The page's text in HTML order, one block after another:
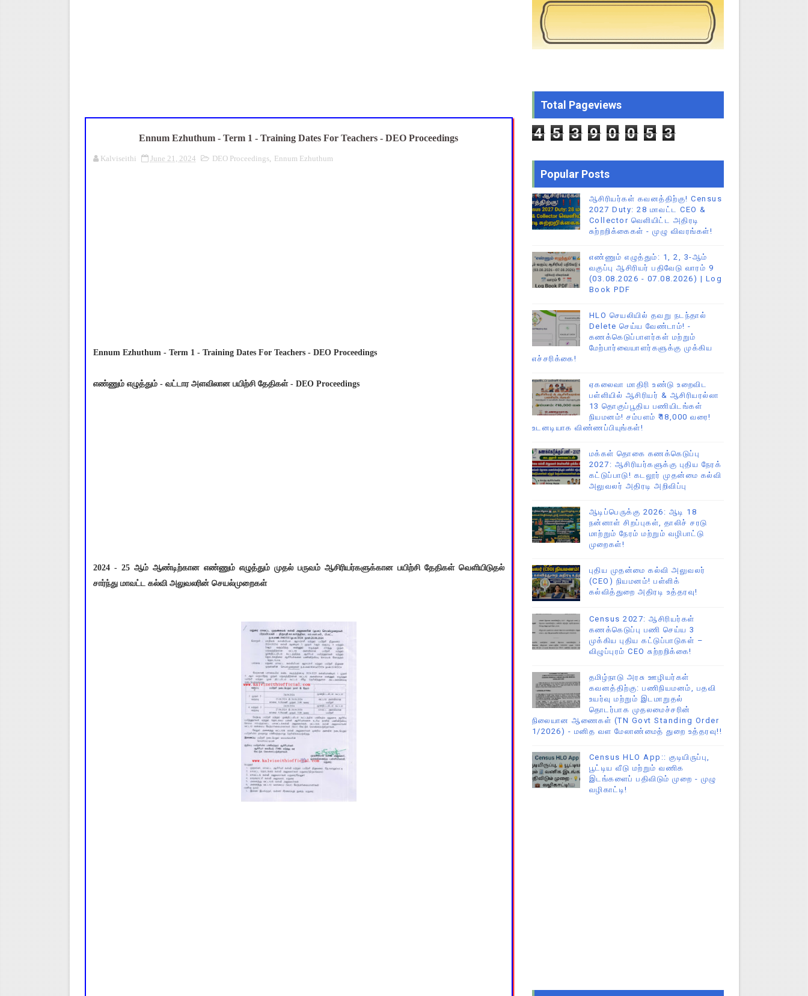
ஆசிரியர்கள் கவனத்திற்கு! Census 2027 Duty: 28 மாவட்ட CEO & Collector வெளியிட்ட அதிரடி சுற்றறிக்கைகள் - முழு விவரங்கள்!
TN CPS Teachers News: மறுநியமனம் பெற்ற ஆசிரியர்களுக்கு ஊதியம் & நிலுவைத்தொகை - நிதித்துறை அதிரடி தெளிவுரை உத்தரவு!
TN Teachers Leave Rules: மருத்துவ விடுப்பு எடுக்கும் ஆசிரியர்களுக்கு ஈட்டிய விடுப்பு கணக்கீடு – புதிய தெளிவுரை: முக்கிய செயல்முறைகள் வெளியீடு!
தமிழகப் பள்ளிகளுக்கு முக்கிய அறிவிப்பு: ஆகஸ்ட் 10 தேசிய குடற்புழு நீக்க நாள் - அல்பெண்டசோல் (Albendazole 400 mg) மாத்திரை வழங்க பள்ளிக்கல்வித்துறை
Ennum Ezhuthum - Term 1 - Training Dates For Teachers - DEO Proceedings
Kalviseithi June 21, 2024 DEO Proceedings, Ennum Ezhuthum
Ennum Ezhuthum - Term 1 - Training Dates For Teachers - DEO Proceedings
எண்ணும் எழுத்தும் - வட்டார அளவிலான பயிற்சி தேதிகள் - DEO Proceedings
2024 - 25 ஆம் ஆண்டிற்கான எண்ணும் எழுத்தும் முதல் பருவம் ஆசிரியர்களுக்கான பயிற்சி தேதிகள் வெளியிடுதல்
சார்ந்து மாவட்ட கல்வி அலுவலரின் செயல்முறைகள்
Total Pageviews
4 5 3 9 0 0 5 3
Popular Posts
ஆசிரியர்கள் கவனத்திற்கு! Census
2027 Duty: 28 மாவட்ட CEO &
Collector வெளியிட்ட அதிரடி
சுற்றறிக்கைகள் - முழு விவரங்கள்!
எண்ணும் எழுத்தும்: 1, 2, 3-ஆம்
வகுப்பு ஆசிரியர் பதிவேடு வாரம் 9
(03.08.2026 - 07.08.2026) | Log
Book PDF
HLO செயலியில் தவறு நடந்தால்
Delete செய்ய வேண்டாம்! -
கணக்கெடுப்பாளர்கள் மற்றும்
மேற்பார்வையாளர்களுக்கு முக்கிய
எச்சரிக்கை!
ஏகலைவா மாதிரி உண்டு உறைவிட
பள்ளியில் ஆசிரியர் & ஆசிரியரல்லா
13 தொகுப்பூதிய பணியிடங்கள்
நியமனம்! சம்பளம் ₹18,000 வரை!
உடனடியாக விண்ணப்பியுங்கள்!
மக்கள் தொகை கணக்கெடுப்பு
2027: ஆசிரியர்களுக்கு புதிய நேரக்
கட்டுப்பாடு! கடலூர் முதன்மை கல்வி
அலுவலர் அதிரடி அறிவிப்பு
ஆடிப்பெருக்கு 2026: ஆடி 18
நன்னாள் சிறப்புகள், தாலிச் சரடு
மாற்றும் நேரம் மற்றும் வழிபாட்டு
முறைகள்!
புதிய முதன்மை கல்வி அலுவலர்
(CEO) நியமனம்! பள்ளிக்
கல்வித்துறை அதிரடி உத்தரவு!
Census 2027: ஆசிரியர்கள்
கணக்கெடுப்பு பணி செய்ய 3
முக்கிய புதிய கட்டுப்பாடுகள் –
விழுப்புரம் CEO சுற்றறிக்கை!
தமிழ்நாடு அரசு ஊழியர்கள்
கவனத்திற்கு: பணிநியமனம், பதவி
உயர்வு மற்றும் இடமாறுதல்
தொடர்பாக முதலமைச்சரின்
நிலையான ஆணைகள் (TN Govt Standing Order
1/2026) - மனித வள மேலாண்மைத் துறை உத்தரவு!!
Census HLO App:: குடியிருப்பு,
பூட்டிய வீடு மற்றும் வணிக
இடங்களைப் பதிவிடும் முறை - முழு
வழிகாட்டி!